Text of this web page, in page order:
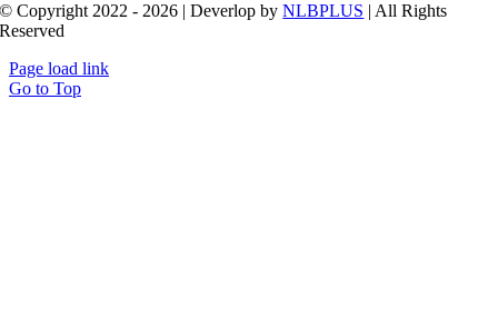
© Copyright 2022 - 2026 | Deverlop byNLBPLUS | All Rights
Reserved
Page load link
Go to Top